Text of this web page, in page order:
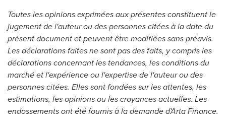
Toutes les opinions exprimées aux présentes constituent le
jugement de l'auteur ou des personnes citées à la date du
présent document et peuvent être modifiées sans préavis.
Les déclarations faites ne sont pas des faits, y compris les
déclarations concernant les tendances, les conditions du
marché et l'expérience ou l'expertise de l'auteur ou des
personnes citées. Elles sont fondées sur les attentes, les
estimations, les opinions ou les croyances actuelles. Les
endossements ont étéfournisà la demande d'Arta Finance.